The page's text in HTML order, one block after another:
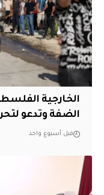
الخارجية
الضفة وتدعو
قبل أسبوع واحد